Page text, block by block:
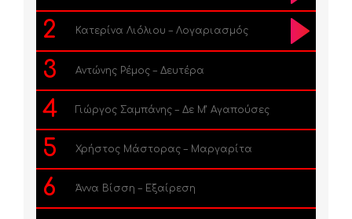
2 Κατερίνα Λιόλιου – Λογαριασμός
3 Αντώνης Ρέμος – Δευτέρα
4 Γιώργος Σαμπάνης – Δε Μ’ Αγαπούσες
5 Χρήστος Μάστορας – Μαργαρίτα
6 Άννα Βίσση – Εξαίρεση